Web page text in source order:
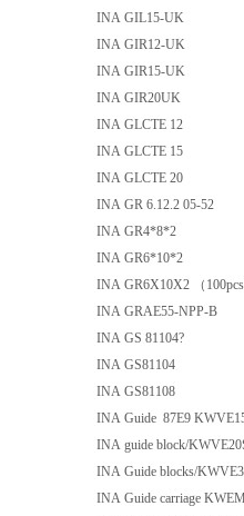
INA GIL15-UK
INA GIR12-UK
INA GIR15-UK
INA GIR20UK
INA GLCTE 12
INA GLCTE 15
INA GLCTE 20
INA GR 6.12.2 05-52
INA GR4*8*2
INA GR6*10*2
INA GR6X10X2 （
INA GRAE55-NPP-B
INA GS 81104?
INA GS81104
INA GS81108
INA Guide 87E9
INA guide block/
INA Guide blocks/
INA Guide carriage